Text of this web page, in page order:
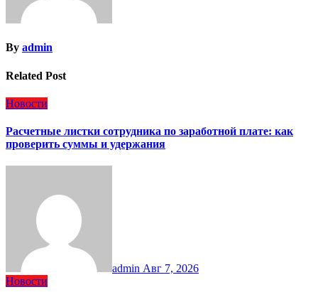
By admin
Related Post
Новости
Расчетные листки сотрудника по заработной плате: как
проверить суммы и удержания
admin Авг 7, 2026
Новости